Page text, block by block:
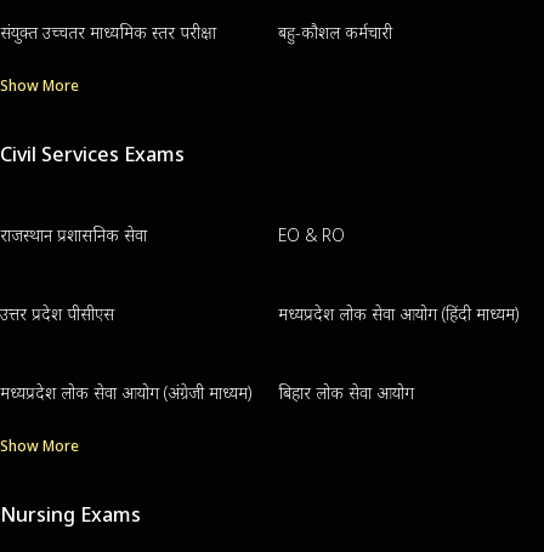
संयुक्त उच्चतर माध्यमिक स्तर परीक्षा बहु-कौशल कर्मचारी
Show More
Civil Services Exams
राजस्थान प्रशासनिक सेवा EO & RO
उत्तर प्रदेश पीसीएस मध्यप्रदेश लोक सेवा आयोग (हिंदी माध्यम)
मध्यप्रदेश लोक सेवा आयोग (अंग्रेजी माध्यम) बिहार लोक सेवा आयोग
Show More
Nursing Exams